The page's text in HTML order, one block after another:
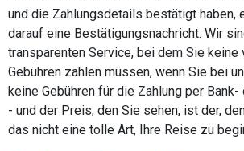
und die Zahlungsdetails bestätigt haben,
darauf eine Bestätigungsnachricht. Wir
transparenten Service, bei dem Sie keine
Gebühren zahlen müssen, wenn Sie bei
keine Gebühren für die Zahlung per
- und der Preis, den Sie sehen, ist der,
das nicht eine tolle Art, Ihre Reise zu